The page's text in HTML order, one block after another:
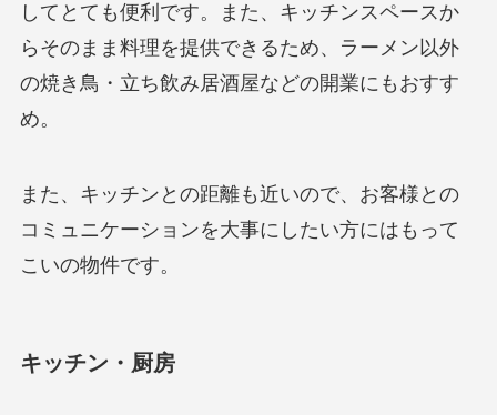
してとても便利です。また、キッチンスペースか
らそのまま料理を提供できるため、ラーメン以外
の焼き鳥・立ち飲み居酒屋などの開業にもおすす
め。
また、キッチンとの距離も近いので、お客様との
コミュニケーションを大事にしたい方にはもって
こいの物件です。
キッチン・厨房